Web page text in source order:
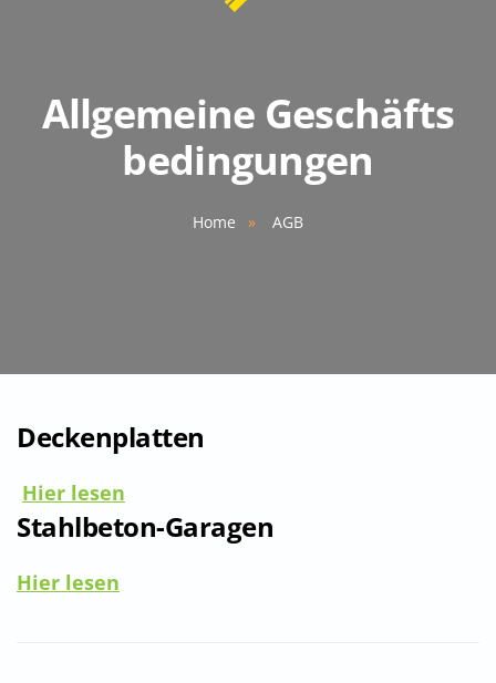
Allgemeine Geschäfts​
bedingungen
Home AGB
Deckenplatten
Hier lesen
Stahlbeton-Garagen
Hier lesen